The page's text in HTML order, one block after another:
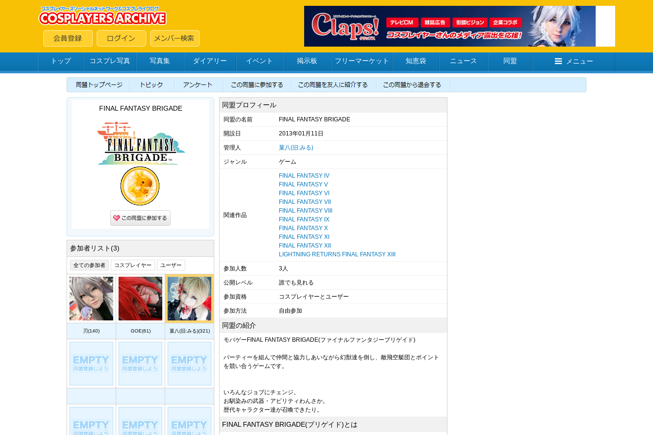
トップ コスプレ写真 写真集 ダイアリー イベント 掲示板 フリーマーケット 知恵袋 ニュース 同盟 メニュー
FINAL FANTASY BRIGADE
参加者リスト(3)
全ての参加者 コスプレイヤー ユーザー
刃(140) GOE(61) 菓八(旧:みる)(321)
同盟プロフィール
同盟の名前 FINAL FANTASY BRIGADE
開設日 2013年01月11日
管理人 菓八(旧:みる)
ジャンル ゲーム
関連作品
FINAL FANTASY IV
FINAL FANTASY V
FINAL FANTASY VI
FINAL FANTASY VII
FINAL FANTASY VIII
FINAL FANTASY IX
FINAL FANTASY X
FINAL FANTASY XI
FINAL FANTASY XII
LIGHTNING RETURNS FINAL FANTASY XIII
参加人数 3人
公開レベル 誰でも見れる
参加資格 コスプレイヤーとユーザー
参加方法 自由参加
同盟の紹介
モバゲーFINAL FANTASY BRIGADE(ファイナルファンタジーブリゲイド)
パーティーを組んで仲間と協力しあいながら幻獣達を倒し、敵飛空艇団とポイント
を競い合うゲームです。
いろんなジョブにチェンジ。
お馴染みの武器・アビリティわんさか。
歴代キャラクター達が召喚できたり。
FINAL FANTASY BRIGADE(ブリゲイド)とは